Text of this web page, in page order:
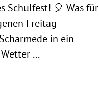
Schulfest! 🎈 Was für
Freitag
in ein
...